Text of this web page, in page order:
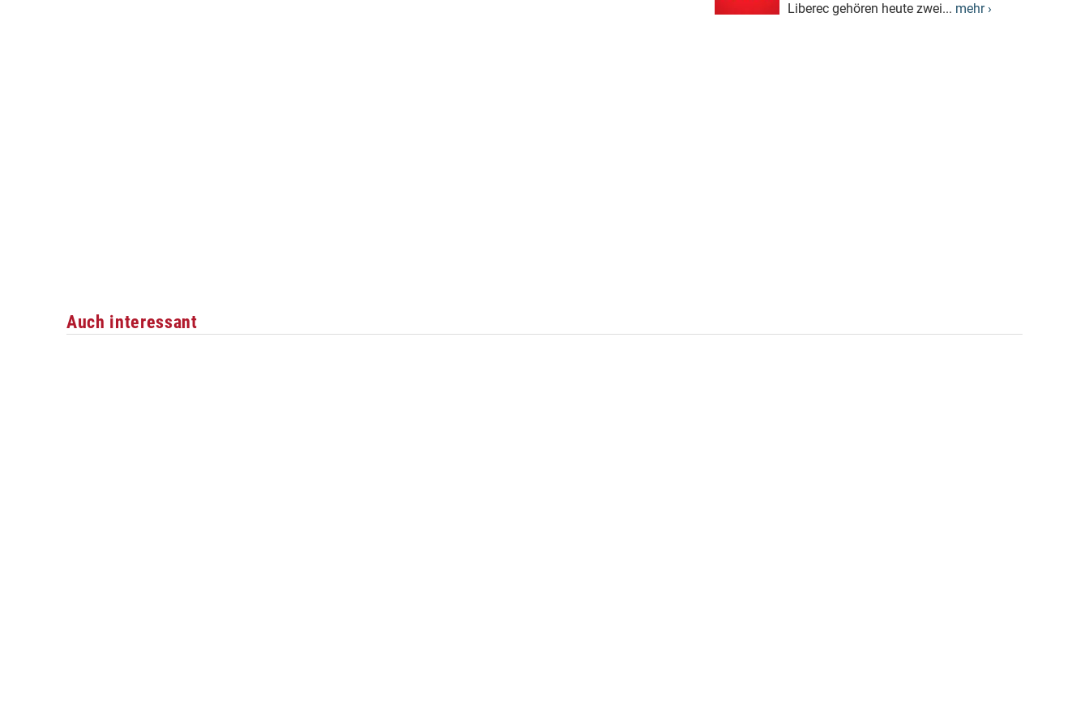
Liberec gehören heute zwei... mehr ›
Auch interessant